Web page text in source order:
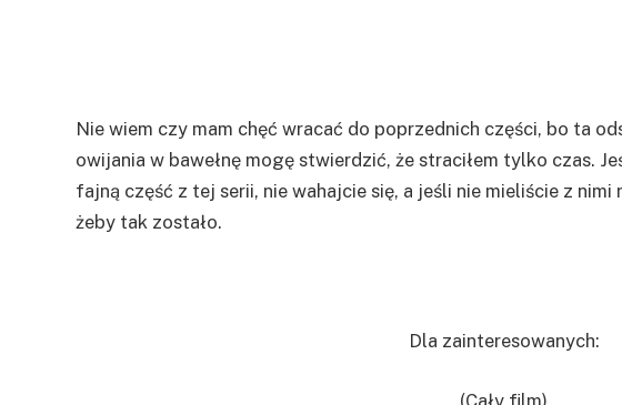
Nie wiem czy mam chęć wracać do poprzednich części, bo ta
owijania w bawełnę mogę stwierdzić, że straciłem tylko czas.
fajną część z tej serii, nie wahajcie się, a jeśli nie mieliście z
żeby tak zostało.
Dla zainteresowanych:
(Cały film)